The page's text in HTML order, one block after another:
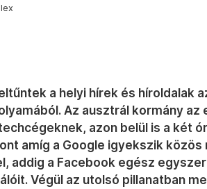
a helyi hírek és híroldalak
Az ausztrál kormány az
azon belül is a két
amíg a Google igyekszik
addig a Facebook egész
Végül az utolsó pillanatban